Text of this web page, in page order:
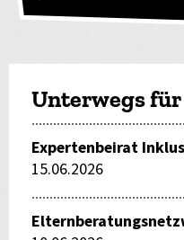
Unterwegs
Expertenbeirat
15.06.2026